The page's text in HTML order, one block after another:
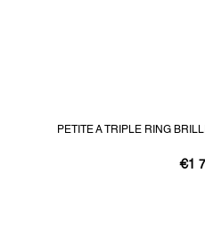
PETITE A TRIPLE RING
€1